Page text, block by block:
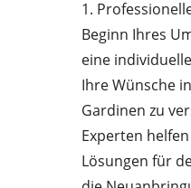
1.
Beginn Ihres
eine
Ihre Wünsche
Gardinen zu
Experten
Lösungen für